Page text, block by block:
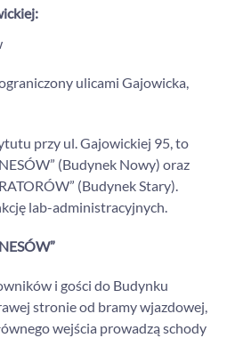
ulicami Gajowicka,
przy ul. Gajowickiej 95, to
(Budynek Nowy) oraz
(Budynek Stary).
lab-administracyjnych.
i gości do Budynku
stronie od bramy wjazdowej,
wejścia prowadzą schody